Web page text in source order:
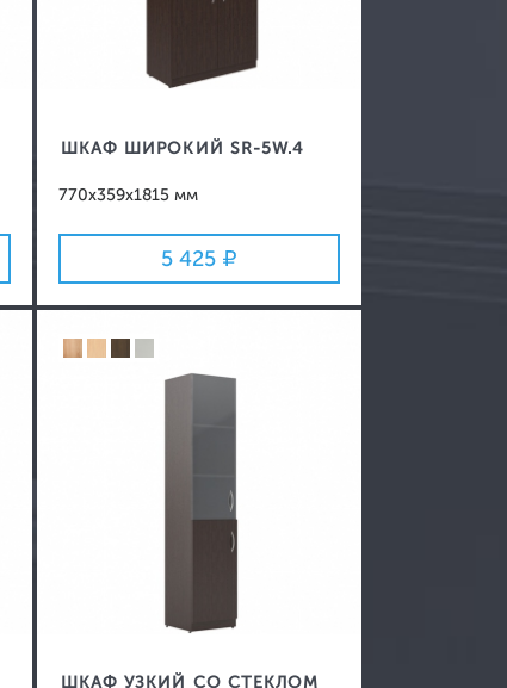
ШКАФ ШИРОКИЙ SR-5W.4
770x359x1815 мм
5 425
ШКАФ УЗКИЙ СО СТЕКЛОМ